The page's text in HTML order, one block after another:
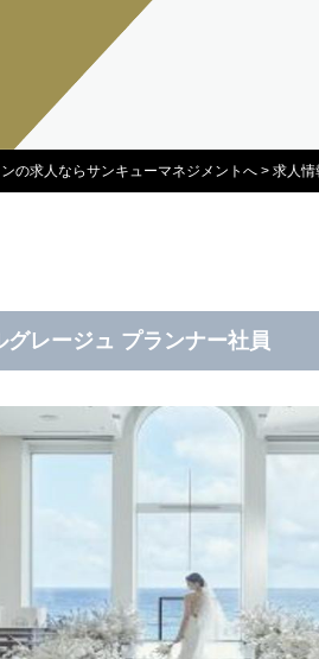
の求人ならサンキューマネジメントへ > 求人情
グレージュ プランナー社員